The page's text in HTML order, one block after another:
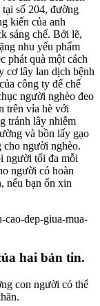
số 204, đường
kiến của anh
sáng chế. Bởi lẽ,
nhu yếu phẩm
phát quà một cách
cơ lây lan dịch bệnh
công ty để chế
người nghèo đeo
trên vỉa hè với
tránh lây nhiễm
và bồn lấy gạo
người nghèo.
người tối đa mỗi
người có hoàn
nếu bạn ổn xin
dep-giua-mua-
hai bản tin.
con người có thể